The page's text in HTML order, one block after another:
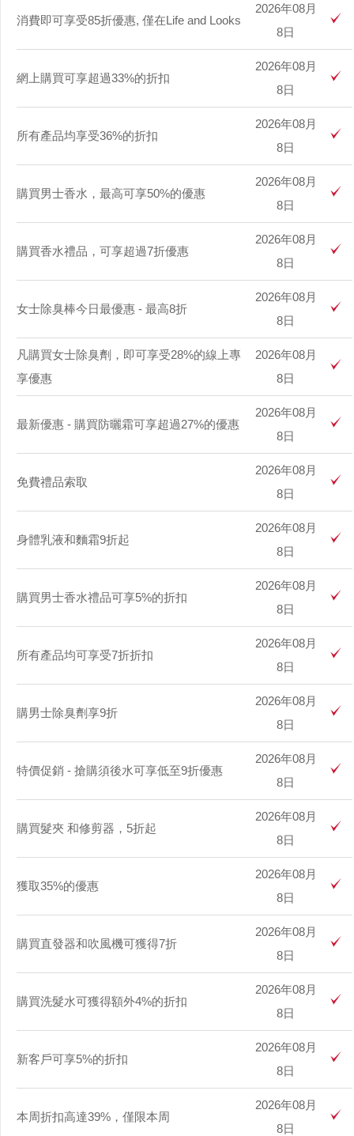
消費即可享受85折優惠, 僅在Life and Looks
2026年08月
8日
網上購買可享超過33%的折扣
2026年08月
8日
所有產品均享受36%的折扣
2026年08月
8日
購買男士香水，最高可享50%的優惠
2026年08月
8日
購買香水禮品，可享超過7折優惠
2026年08月
8日
女士除臭棒今日最優惠 - 最高8折
2026年08月
8日
凡購買女士除臭劑，即可享受28%的線上專
享優惠
2026年08月
8日
最新優惠 - 購買防曬霜可享超過27%的優惠
2026年08月
8日
免費禮品索取
2026年08月
8日
身體乳液和麵霜9折起
2026年08月
8日
購買男士香水禮品可享5%的折扣
2026年08月
8日
所有產品均可享受7折折扣
2026年08月
8日
購男士除臭劑享9折
2026年08月
8日
特價促銷 - 搶購須後水可享低至9折優惠
2026年08月
8日
購買髮夾 和修剪器，5折起
2026年08月
8日
獲取35%的優惠
2026年08月
8日
購買直發器和吹風機可獲得7折
2026年08月
8日
購買洗髮水可獲得額外4%的折扣
2026年08月
8日
新客戶可享5%的折扣
2026年08月
8日
本周折扣高達39%，僅限本周
2026年08月
8日